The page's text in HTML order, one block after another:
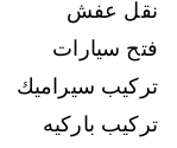
نقل عفش
فتح سيارات
تركيب سيراميك
تركيب باركيه